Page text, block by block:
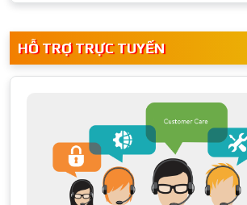
HỖ TRỢ TRỰC TUYẾN